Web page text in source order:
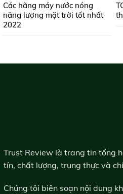
Các hãng máy nước nóng
năng lượng mặt trời tốt nhất
2022
Trust Review là trang tin tổng
tín, chất lượng, trung thực và
Chúng tôi biên soạn nội dung